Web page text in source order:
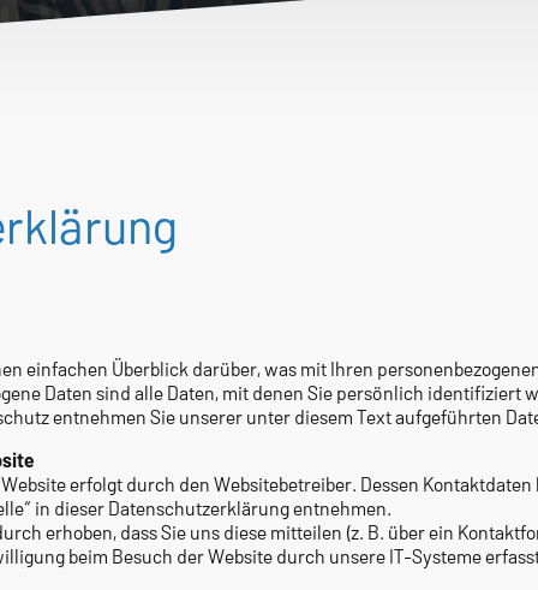
einfachen Überblick darüber, was mit Ihren
Daten sind alle Daten, mit denen Sie persönlich identifiziert
entnehmen Sie unserer unter diesem Text aufgeführten
erfolgt durch den Websitebetreiber. Dessen
in dieser Datenschutzerklärung entnehmen.
erhoben, dass Sie uns diese mitteilen (z. B. über ein
beim Besuch der Website durch unsere IT-Systeme